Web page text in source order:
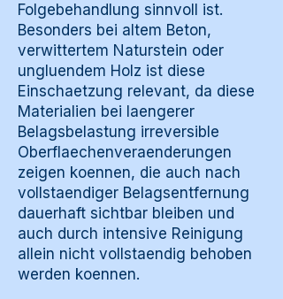
Folgebehandlung sinnvoll ist.
Besonders bei altem Beton,
verwittertem Naturstein oder
ungluendem Holz ist diese
Einschaetzung relevant, da diese
Materialien bei laengerer
Belagsbelastung irreversible
Oberflaechenveraenderungen
zeigen koennen, die auch nach
vollstaendiger Belagsentfernung
dauerhaft sichtbar bleiben und
auch durch intensive Reinigung
allein nicht vollstaendig behoben
werden koennen.